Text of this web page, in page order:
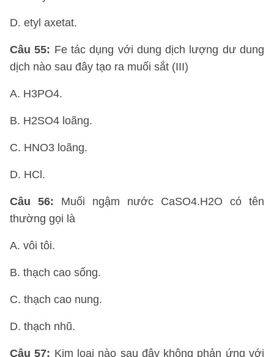
D. etyl axetat.
Câu 55: Fe tác dụng với dung dịch lượng dư dung
dịch nào sau đây tạo ra muối sắt (III)
A. H3PO4.
B. H2SO4 loãng.
C. HNO3 loãng.
D. HCl.
Câu 56: Muối ngậm nước CaSO4.H2O có tên
thường gọi là
A. vôi tôi.
B. thạch cao sống.
C. thạch cao nung.
D. thạch nhũ.
Câu 57: Kim loại nào sau đây không phản ứng với